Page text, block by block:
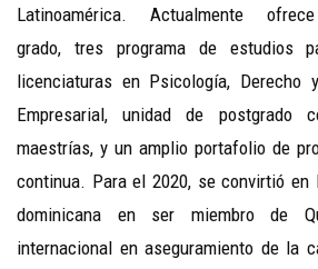
Latinoamérica. Actualmente
grado, tres programa de estudios
licenciaturas en Psicología, Derecho
Empresarial, unidad de postgrado
maestrías, y un amplio portafolio de
continua. Para el 2020, se convirtió en
dominicana en ser miembro de
internacional en aseguramiento de la